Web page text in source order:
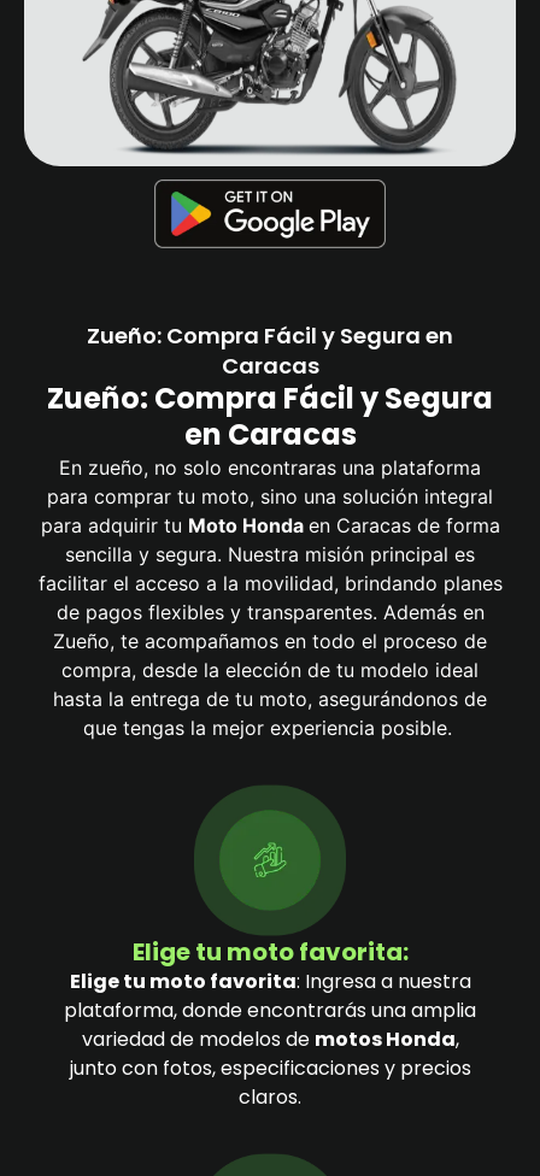
Zueño: Compra Fácil y Segura en
Caracas
Zueño: Compra Fácil y Segura
en Caracas
En zueño, no solo encontraras una plataforma
para comprar tu moto, sino una solución integral
para adquirir tu Moto Honda en Caracas de forma
sencilla y segura. Nuestra misión principal es
facilitar el acceso a la movilidad, brindando planes
de pagos flexibles y transparentes. Además en
Zueño, te acompañamos en todo el proceso de
compra, desde la elección de tu modelo ideal
hasta la entrega de tu moto, asegurándonos de
que tengas la mejor experiencia posible.
Elige tu moto favorita:
Elige tu moto favorita: Ingresa a nuestra
plataforma, donde encontrarás una amplia
variedad de modelos de motos Honda,
junto con fotos, especificaciones y precios
claros.